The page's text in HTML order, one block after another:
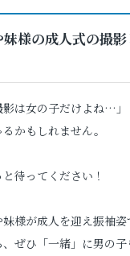
様の成人式の撮影
影は女の子だけよね…
かもしれません。
待ってください！
妹様が成人を迎え振袖
ぜひ「一緒」に男の